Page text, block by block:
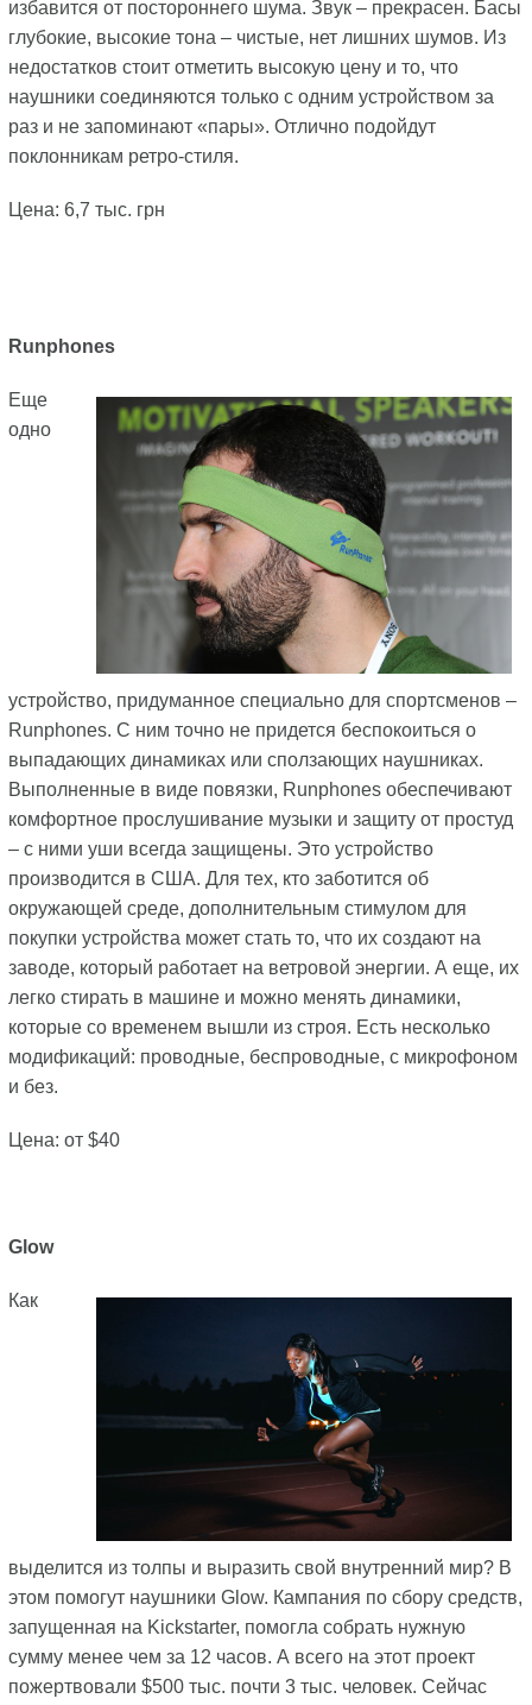
избавится от постороннего шума. Звук – прекрасен. Басы
глубокие, высокие тона – чистые, нет лишних шумов. Из
недостатков стоит отметить высокую цену и то, что
наушники соединяются только с одним устройством за
раз и не запоминают «пары». Отлично подойдут
поклонникам ретро-стиля.
Цена: 6,7 тыс. грн
Runphones
Еще
одно
устройство, придуманное специально для спортсменов –
Runphones. С ним точно не придется беспокоиться о
выпадающих динамиках или сползающих наушниках.
Выполненные в виде повязки, Runphones обеспечивают
комфортное прослушивание музыки и защиту от простуд
– с ними уши всегда защищены. Это устройство
производится в США. Для тех, кто заботится об
окружающей среде, дополнительным стимулом для
покупки устройства может стать то, что их создают на
заводе, который работает на ветровой энергии. А еще, их
легко стирать в машине и можно менять динамики,
которые со временем вышли из строя. Есть несколько
модификаций: проводные, беспроводные, с микрофоном
и без.
Цена: от $40
Glow
Как
выделится из толпы и выразить свой внутренний мир? В
этом помогут наушники Glow. Кампания по сбору средств,
запущенная на Kickstarter, помогла собрать нужную
сумму менее чем за 12 часов. А всего на этот проект
пожертвовали $500 тыс. почти 3 тыс. человек. Сейчас